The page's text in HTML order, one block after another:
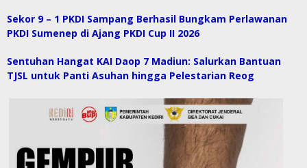
Sekor 9 – 1 PKDI Sampang Berhasil Bungkam Perlawanan
PKDI Sumenep di Ajang PKDI Cup II 2026
Sentuhan Hangat KAI Daop 7 Madiun: Salurkan Bantuan
TJSL untuk Panti Asuhan hingga Pelestarian Reog